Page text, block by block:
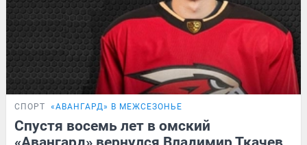
СПОРТ «АВАНГАРД» В МЕЖСЕЗОНЬЕ
Спустя восемь лет в омский